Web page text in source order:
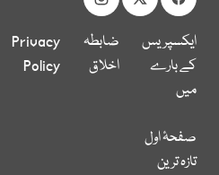
ایکسپریس
کے بارے
میں
ضابطہ
اخلاق
Privacy
Policy
صفحۂ اول
تازہ ترین